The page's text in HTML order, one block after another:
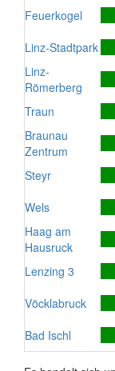
Feuerkogel
Linz-Stadtpark
Linz-
Römerberg
Traun
Braunau
Zentrum
Steyr
Wels
Haag am
Hausruck
Lenzing 3
Vöcklabruck
Bad Ischl